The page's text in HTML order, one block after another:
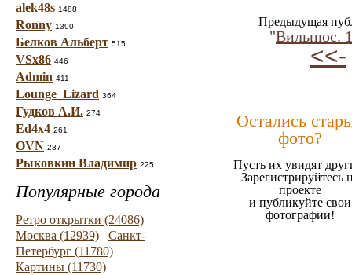
alek48s 1488
Ronny 1390
Белков Альберт 515
VSx86 446
Admin 411
Lounge_Lizard 364
Гудков А.И. 274
Ed4x4 261
OVN 237
Рыковкин Владимир 225
Популярные города
Ретро открытки (24086)
Москва (12939)
Санкт-
Петербург (11780)
Картины (11730)
Предыдущая
"Вильнюс.
<<-
Остались
фото?
Пусть их увидят
Зарегистрируйтесь
проекте
и публикуйте свои
фотографии!